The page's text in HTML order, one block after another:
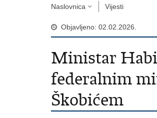
Naslovnica Vijesti
Objavljeno: 02.02.2026.
Ministar
federalnim
Škobićem